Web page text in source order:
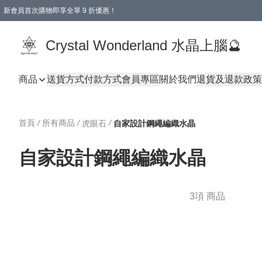
新會員首次購物即享全單 9 折優惠！
Crystal Wonderland 水晶上腦🔮
商品 送貨方式付款方式會員專區關於我們退貨及退款政策
首頁 / 所有商品 / 虎眼石 / 自家設計鋼繩編織水晶
自家設計鋼繩編織水晶
3項 商品